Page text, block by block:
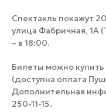
Спектакль покажут
улица Фабричная, 1А
– в 18:00.
Билеты можно купить
(доступна оплата
Дополнительная
250-11-15.